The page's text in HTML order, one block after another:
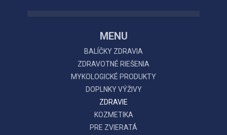
MENU
BALÍČKY ZDRAVIA
ZDRAVOTNÉ RIEŠENIA
MYKOLOGICKÉ PRODUKTY
DOPLNKY VÝŽIVY
ZDRAVIE
KOZMETIKA
PRE ZVIERATÁ